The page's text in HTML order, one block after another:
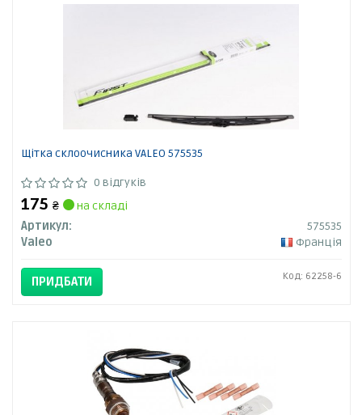
Щітка склоочисника VALEO 575535
0 відгуків
175 ₴
на складі
Артикул:
575535
Valeo
Франція
ПРИДБАТИ Код: 62258-6